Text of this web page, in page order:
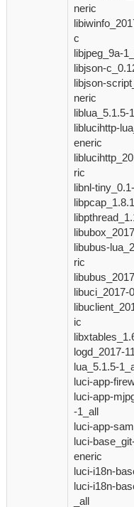
neric
c
libjpeg_9a-
libjson-
libjson-
neric
liblua_5.1.5-
liblucihttp-
eneric
ric
libnl-
libubus-
ric
libuci_2017-
ic
logd_2017-
lua_5.1.5-
luci-app-
luci-app-
-1_all
luci-app-
luci-
eneric
luci-i18n-
luci-i18n-
_all